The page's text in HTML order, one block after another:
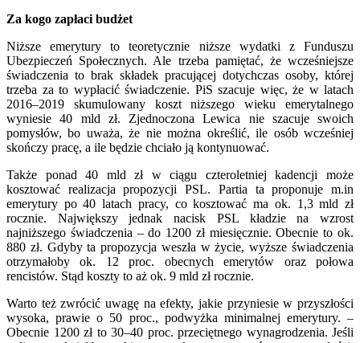
Za kogo zapłaci budżet
Niższe emerytury to teoretycznie niższe wydatki z Funduszu
Ubezpieczeń Społecznych. Ale trzeba pamiętać, że wcześniejsze
świadczenia to brak składek pracującej dotychczas osoby, której
trzeba za to wypłacić świadczenie. PiS szacuje więc, że w latach
2016–2019 skumulowany koszt niższego wieku emerytalnego
wyniesie 40 mld zł. Zjednoczona Lewica nie szacuje swoich
pomysłów, bo uważa, że nie można określić, ile osób wcześniej
skończy pracę, a ile będzie chciało ją kontynuować.
Także ponad 40 mld zł w ciągu czteroletniej kadencji może
kosztować realizacja propozycji PSL. Partia ta proponuje m.in
emerytury po 40 latach pracy, co kosztować ma ok. 1,3 mld zł
rocznie. Największy jednak nacisk PSL kładzie na wzrost
najniższego świadczenia – do 1200 zł miesięcznie. Obecnie to ok.
880 zł. Gdyby ta propozycja weszła w życie, wyższe świadczenia
otrzymałoby ok. 12 proc. obecnych emerytów oraz połowa
rencistów. Stąd koszty to aż ok. 9 mld zł rocznie.
Warto też zwrócić uwagę na efekty, jakie przyniesie w przyszłości
wysoka, prawie o 50 proc., podwyżka minimalnej emerytury. –
Obecnie 1200 zł to 30–40 proc. przeciętnego wynagrodzenia. Jeśli